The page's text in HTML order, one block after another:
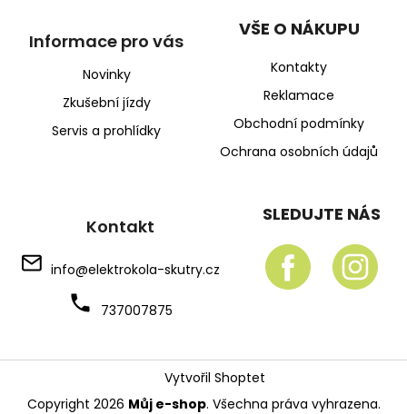
Informace pro vás
Novinky
Zkušební jízdy
Servis a prohlídky
VŠE O NÁKUPU
Kontakty
Reklamace
Obchodní podmínky
Ochrana osobních údajů
Kontakt
info@elektrokola-skutry.cz
737007875
SLEDUJTE NÁS
Vytvořil Shoptet
Copyright 2026 Můj e-shop. Všechna práva vyhrazena.